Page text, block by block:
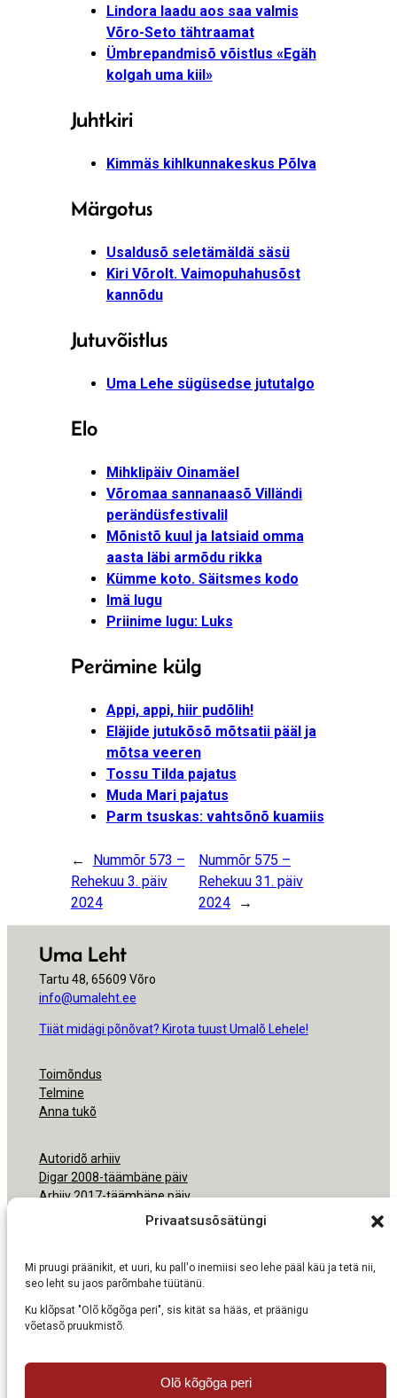
Privaatsusõsätüngi
Mi pruugi präänikit, et uuri, ku pall'o inemiisi seo lehe pääl käü ja tetä nii,
seo leht su jaos parõmbahe tüütänü.
Ku klõpsat "Olõ kõgõga peri", sis kität sa hääs, et präänigu
võetasõ pruukmistõ.
Olõ kõgõga peri
Lindora laadu aos saa valmis
Võro-Seto tähtraamat
Ümbrepandmisõ võistlus «Egäh
kolgah uma kiil»
Juhtkiri
Kimmäs kihlkunnakeskus Põlva
Märgotus
Usaldusõ seletämäldä säsü
Kiri Võrolt. Vaimopuhahusõst
kannõdu
Jutuvõistlus
Uma Lehe sügüsedse jututalgo
Elo
Mihklipäiv Oinamäel
Võromaa sannanaasõ Villändi
perändüsfestivalil
Mõnistõ kuul ja latsiaid omma
aasta läbi armõdu rikka
Kümme koto. Säitsmes kodo
Imä lugu
Priinime lugu: Luks
Perämine külg
Appi, appi, hiir pudõlih!
Eläjide jutukõsõ mõtsatii pääl ja
mõtsa veeren
Tossu Tilda pajatus
Muda Mari pajatus
Parm tsuskas: vahtsõnõ kuamiis
←
Nummõr 573 –
Rehekuu 3. päiv
2024
Nummõr 575 –
Rehekuu 31. päiv
2024
→
Uma Leht
Tartu 48, 65609 Võro
info@umaleht.ee
Tiiät midägi põnõvat? Kirota tuust Umalõ Lehele!
Toimõndus
Telmine
Anna tukõ
Autoridõ arhiiv
Digar 2008-täämbäne päiv
Arhiiv 2017-täämbäne päiv
Ligipäsemine
Nõudmisõ pruukmisõs